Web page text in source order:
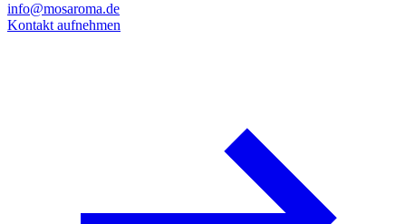
info@mosaroma.de
Kontakt aufnehmen